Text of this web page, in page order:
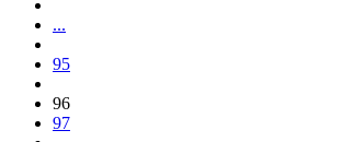
...
95
96
97